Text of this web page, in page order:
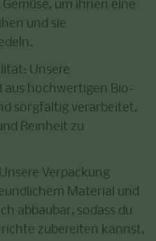
um ihnen eine
und sie
Unsere
aus hochwertigen Bio-
sorgfältig verarbeitet,
Reinheit zu
Unsere Verpackung
Material und
abbaubar, sodass du
zubereiten kannst,